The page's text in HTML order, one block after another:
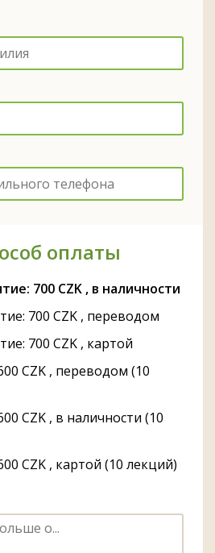
оплаты
700 CZK , в наличности
700 CZK , переводом
700 CZK , картой
CZK , переводом (10
CZK , в наличности (10
CZK , картой (10 лекций)